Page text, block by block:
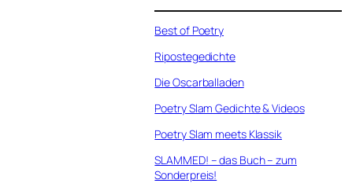
Best of Poetry
Ripostegedichte
Die Oscarballaden
Poetry Slam Gedichte & Videos
Poetry Slam meets Klassik
SLAMMED! – das Buch – zum
Sonderpreis!